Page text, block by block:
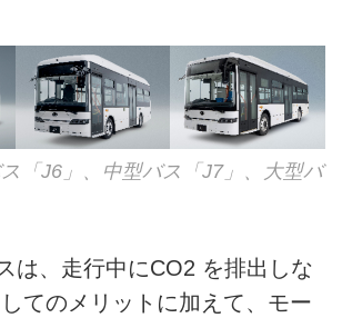
「J6」、中型バス「J7」、大型バ
は、走行中にCO2 を排出しな
てのメリットに加えて、モー